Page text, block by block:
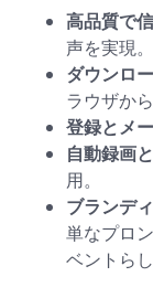
高品質で
声を実現。
ダウンロ
ラウザか
登録とメ
自動録画
用。
ブランデ
単なプロ
ベントら